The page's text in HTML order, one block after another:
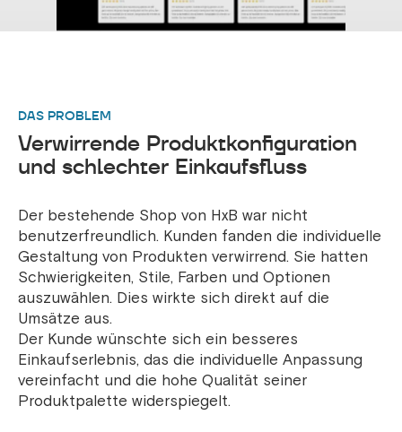
DAS PROBLEM
Verwirrende Produktkonfiguration
und schlechter Einkaufsfluss
Der bestehende Shop von HxB war nicht
benutzerfreundlich. Kunden fanden die individuelle
Gestaltung von Produkten verwirrend. Sie hatten
Schwierigkeiten, Stile, Farben und Optionen
auszuwählen. Dies wirkte sich direkt auf die
Umsätze aus.
Der Kunde wünschte sich ein besseres
Einkaufserlebnis, das die individuelle Anpassung
vereinfacht und die hohe Qualität seiner
Produktpalette widerspiegelt.